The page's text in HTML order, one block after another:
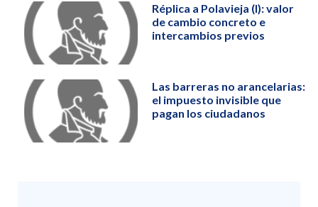
Réplica a Polavieja (I): valor
de cambio concreto e
intercambios previos
Las barreras no arancelarias:
el impuesto invisible que
pagan los ciudadanos